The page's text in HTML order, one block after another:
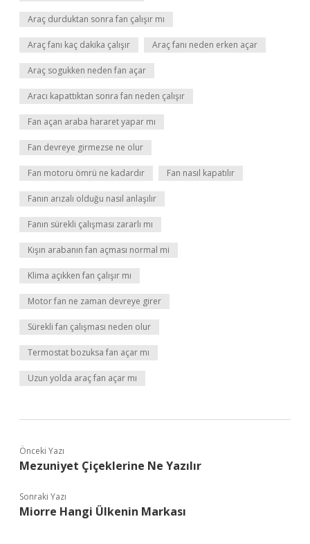
Araç durduktan sonra fan çalışır mı
Araç fanı kaç dakika çalışır Araç fanı neden erken açar
Araç sogukken neden fan açar
Aracı kapattıktan sonra fan neden çalışır
Fan açan araba hararet yapar mı
Fan devreye girmezse ne olur
Fan motoru ömrü ne kadardır Fan nasıl kapatılır
Fanın arızalı olduğu nasıl anlaşılır
Fanın sürekli çalışması zararlı mı
Kışın arabanın fan açması normal mi
Klima açıkken fan çalışır mı
Motor fan ne zaman devreye girer
Sürekli fan çalışması neden olur
Termostat bozuksa fan açar mı
Uzun yolda araç fan açar mı
Önceki Yazı
Mezuniyet Çiçeklerine Ne Yazılır
Sonraki Yazı
Miorre Hangi Ülkenin Markası